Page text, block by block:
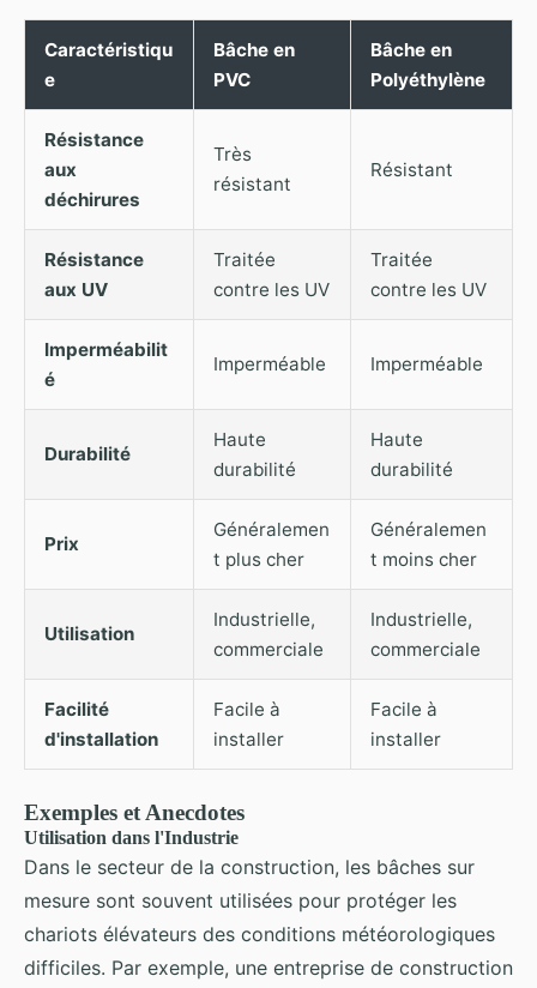
Caractéristiqu
e
Bâche en
PVC
Bâche en
Polyéthylène
Résistance
aux
déchirures
Très
résistant
Résistant
Résistance
aux UV
Traitée
contre les UV
Traitée
contre les UV
Imperméabilit
é
Imperméable Imperméable
Durabilité
Haute
durabilité
Haute
durabilité
Prix
Généralemen
t plus cher
Généralemen
t moins cher
Utilisation
Industrielle,
commerciale
Industrielle,
commerciale
Facilité
d'installation
Facile à
installer
Facile à
installer
Exemples et Anecdotes
Utilisation dans l'Industrie
Dans le secteur de la construction, les bâches sur
mesure sont souvent utilisées pour protéger les
chariots élévateurs des conditions météorologiques
difficiles. Par exemple, une entreprise de construction